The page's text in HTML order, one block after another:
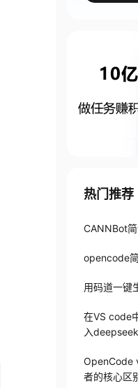
热门推荐
CANNBot
opencode
用码道一键
在VS code
入
OpenCode
者的核心区